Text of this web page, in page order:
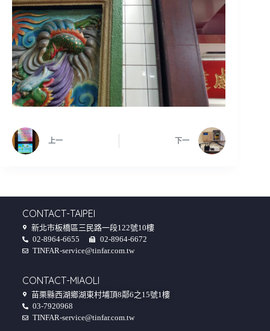
上一 下一
CONTACT-TAIPEI
新北市板橋區三民路一段122號10樓
02-8964-6655
02-8964-6672
TINFAR-service@tinfar.com.tw
CONTACT-MIAOLI
苗栗縣西湖鄉湖東村埔頂8鄰6之15號1樓
03-7920968
TINFAR-service@tinfar.com.tw